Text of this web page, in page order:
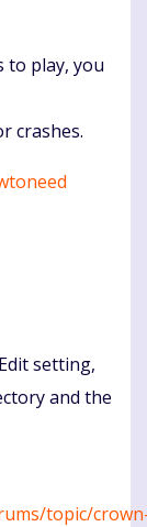
to play, you
crashes.
setting,
and the
topic/